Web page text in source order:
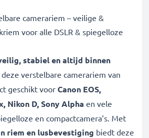
camerariem – veilige &
voor alle DSLR & spiegelloze
stabiel en altijd binnen
verstelbare camerariem van
geschikt voor Canon EOS,
Nikon D, Sony Alpha en vele
en compactcamera’s. Met
riem en lusbevestiging biedt deze